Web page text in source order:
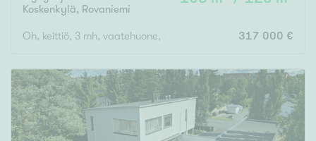
Rakennusvuosi
Uudiskohteet
Koskenkylä, Rovaniemi
Oh, keittiö, 3 mh, vaatehuone, kodinhoitohuone, wc,317 000 €